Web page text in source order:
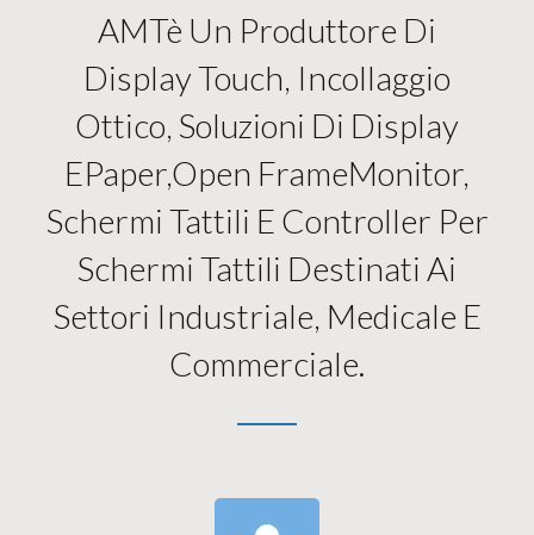
AMTè Un Produttore Di
Display Touch, Incollaggio
Ottico, Soluzioni Di Display
EPaper,open FrameMonitor,
Schermi Tattili E Controller Per
Schermi Tattili Destinati Ai
Settori Industriale, Medicale E
Commerciale.